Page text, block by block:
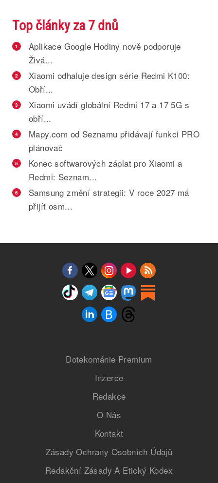
Top články za 7 dnů
1
Aplikace Google Hodiny nově podporuje
Živá...
2
Xiaomi odhaluje design série Redmi K100:
Obří...
3
Xiaomi uvádí globální Redmi 17 a 17 5G s
obří...
4
Mapy.com od Seznamu přidávají funkci PRO
plánovač
5
Konec softwarových záplat pro Xiaomi a
Redmi: Seznam...
6
Samsung změní strategii: V roce 2027 má
přijít osm...
Dotekománie Premium
Inzerce
Redakce
O Nás
Kontakt
Zásady Ochrany Osobních Údajů
Redakční Zásady A Etický Kodex